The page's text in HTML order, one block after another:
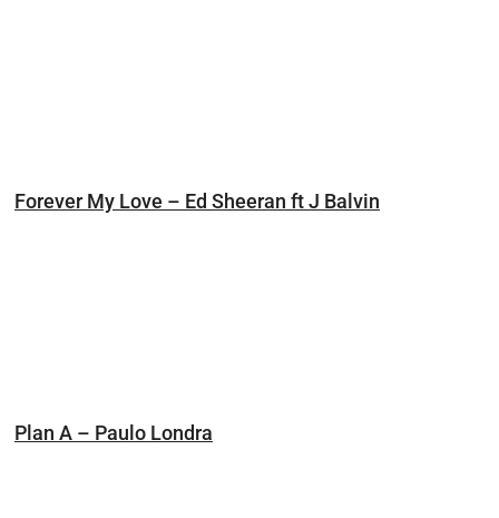
Forever My Love – Ed Sheeran ft J Balvin
Plan A – Paulo Londra